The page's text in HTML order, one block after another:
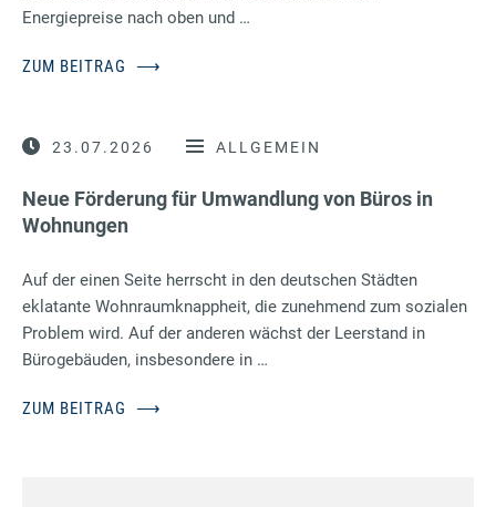
Energiepreise nach oben und …
ZUM BEITRAG ⟶
23.07.2026 ALLGEMEIN
Neue Förderung für Umwandlung von Büros in
Wohnungen
Auf der einen Seite herrscht in den deutschen Städten
eklatante Wohnraumknappheit, die zunehmend zum sozialen
Problem wird. Auf der anderen wächst der Leerstand in
Bürogebäuden, insbesondere in …
ZUM BEITRAG ⟶